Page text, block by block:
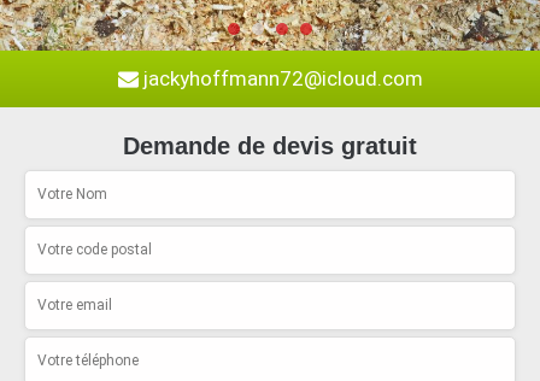
jackyhoffmann72@icloud.com
Demande de devis gratuit